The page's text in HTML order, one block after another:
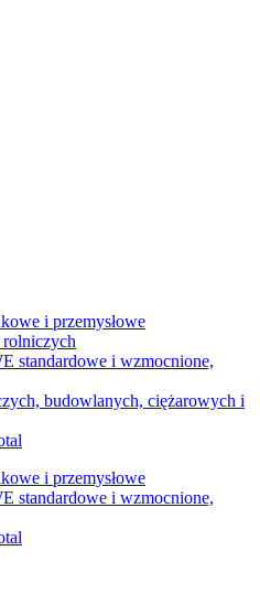
i przemysłowe
i wzmocnione,
budowlanych, ciężarowych i
i przemysłowe
i wzmocnione,